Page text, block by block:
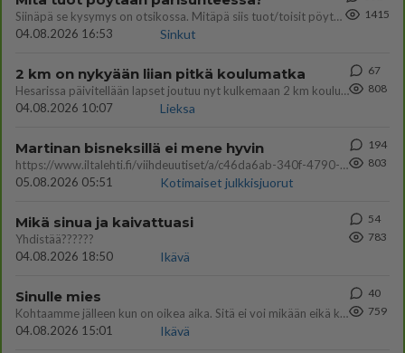
Siinäpä se kysymys on otsikossa. Mitäpä siis tuot/toisit pöytään parisuhteessa? Oletko mies vai nainen? Koetko sen mitä
04.08.2026 16:53
Sinkut
1415
2 km on nykyään liian pitkä koulumatka
Hesarissa päivitellään lapset joutuu nyt kulkemaan 2 km kouluun jösses. Ruostefillarilla tuo matka menee vaikka miten äk
04.08.2026 10:07
Lieksa
67
808
Martinan bisneksillä ei mene hyvin
https://www.iltalehti.fi/viihdeuutiset/a/c46da6ab-340f-4790-aaa7-0865eed2336 Yrityksen konkurssihakemus on tullut kärä
05.08.2026 05:51
Kotimaiset julkkisjuorut
194
803
Mikä sinua ja kaivattuasi
Yhdistää??????
04.08.2026 18:50
Ikävä
54
783
Sinulle mies
Kohtaamme jälleen kun on oikea aika. Sitä ei voi mikään eikä kukaan estää <3 <3
04.08.2026 15:01
Ikävä
40
759